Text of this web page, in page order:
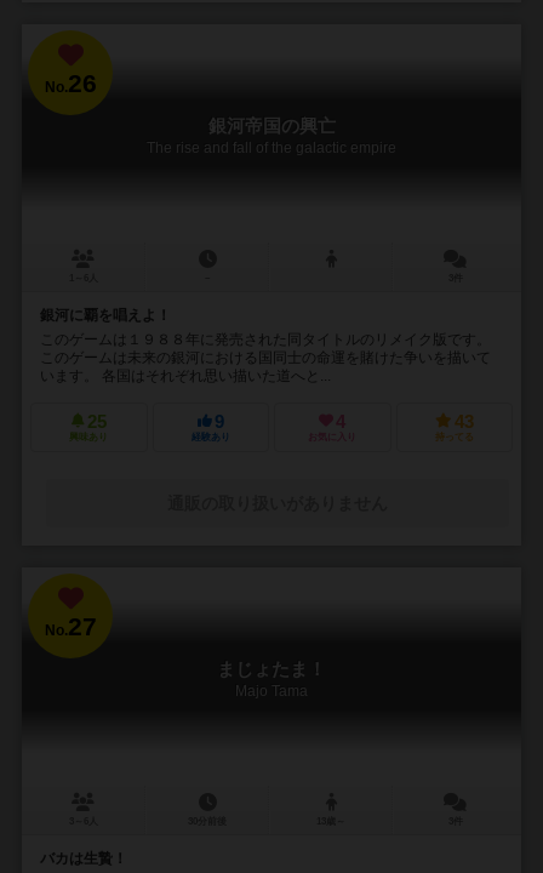
No.26
銀河帝国の興亡
The rise and fall of the galactic empire
銀河に覇を唱えよ！
このゲームは１９８８年に発売された同タイトルのリメイク版です。
このゲームは未来の銀河における国同士の命運を賭けた争いを描いて
います。 各国はそれぞれ思い描いた道へと...
25
興味あり
9
経験あり
4
お気に入り
43
持ってる
No.27
まじょたま！
Majo Tama
バカは生贄！